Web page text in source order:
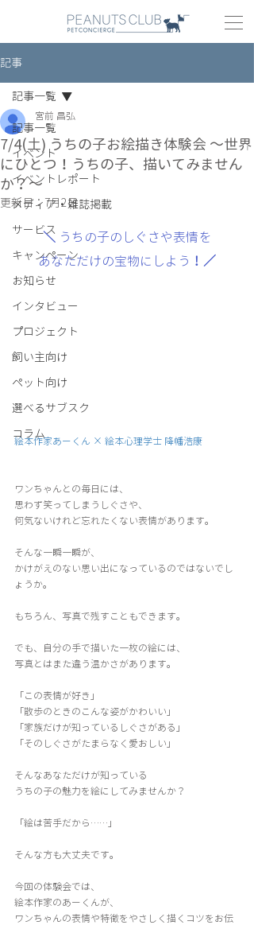
記事
記事一覧
イベント
イベントレポート
メディア・雑誌掲載
サービス
キャンペーン
お知らせ
インタビュー
プロジェクト
飼い主向け
ペット向け
選べるサブスク
コラム
記事一覧
7/4(土) うちの子お絵描き体験会 ～世界
にひとつ！うちの子、描いてみません
か？～
宮前 昌弘
更新日：7月2日
＼ うちの子のしぐさや表情を
あなただけの宝物にしよう ！／
絵本作家あーくん × 絵本心理学士 降幡浩康
ワンちゃんとの毎日には、
思わず笑ってしまうしぐさや、
何気ないけれど忘れたくない表情があります。
そんな一瞬一瞬が、
かけがえのない思い出になっているのではないでし
ょうか。
もちろん、写真で残すこともできます。
でも、自分の手で描いた一枚の絵には、
写真とはまた違う温かさがあります。
「この表情が好き」
「散歩のときのこんな姿がかわいい」
「家族だけが知っているしぐさがある」
「そのしぐさがたまらなく愛おしい」
そんなあなただけが知っている
うちの子の魅力を絵にしてみませんか？
「絵は苦手だから……」
そんな方も大丈夫です。
今回の体験会では、
絵本作家のあーくんが、
ワンちゃんの表情や特徴をやさしく描くコツをお伝